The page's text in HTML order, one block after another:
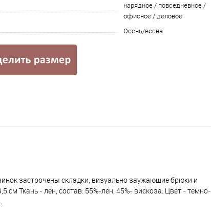
нарядное / повседневное /
офисное / деловое
Осень/весна
застрочены складки, визуально заужающие брюки и
Ткань - лен, состав: 55%-лен, 45%- вискоза. Цвет - темно-